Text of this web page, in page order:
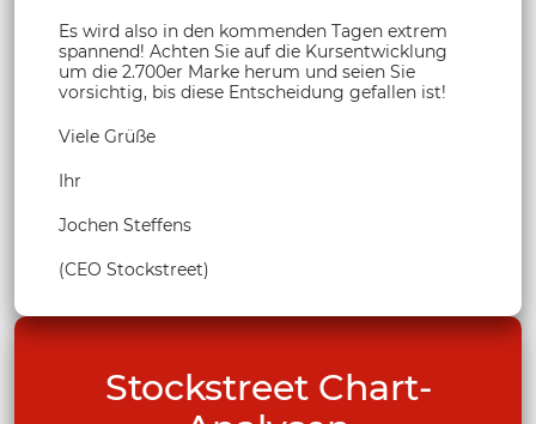
Es wird also in den kommenden Tagen extrem
spannend! Achten Sie auf die Kursentwicklung
um die 2.700er Marke herum und seien Sie
vorsichtig, bis diese Entscheidung gefallen ist!
Viele Grüße
Ihr
Jochen Steffens
(CEO Stockstreet)
Stockstreet Chart-